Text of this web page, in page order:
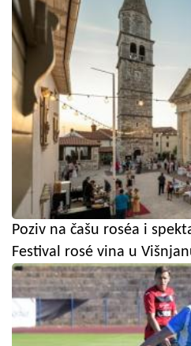
Poziv na čašu roséa i
Festival rosé vina u